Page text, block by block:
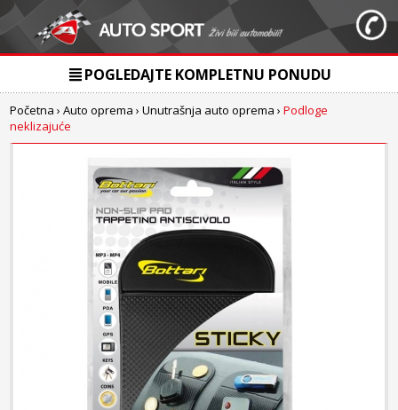
POGLEDAJTE KOMPLETNU PONUDU
Početna ›Auto oprema ›Unutrašnja auto oprema ›Podloge
neklizajuće